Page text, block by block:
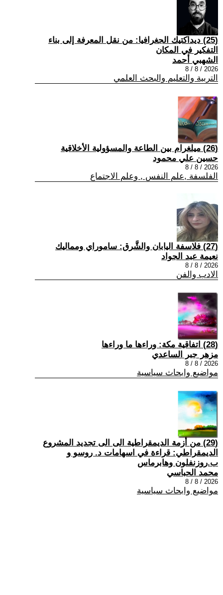
(25) ديداكتيك الجغرافيا: من نقل المعرفة إلى بناء
التفكير في المكان
الشهبي أحمد
2026 / 8 / 8
التربية والتعليم والبحث العلمي
(26) ميلغرام بين الطاعة والمسؤولية الأخلاقية
حسين علي محمود
2026 / 8 / 8
الفلسفة ,علم النفس , وعلم الاجتماع
(27) فلاسفة اليابان والشَّرق: ساموراي ومماليك
نعيمة عبد الجواد
2026 / 8 / 8
الادب والفن
(28) اتفاقية مكة: وراءها ما وراءها
مزهر جبر الساعدي
2026 / 8 / 8
مواضيع وابحاث سياسية
(29) من أزمة الديمقراطية الى الى تجديد المشروع
الديمقراطي: قراءة في اسهامات د. روسو و
ب.روزنفلون وهابرماس
محمد الحباسي
2026 / 8 / 8
مواضيع وابحاث سياسية